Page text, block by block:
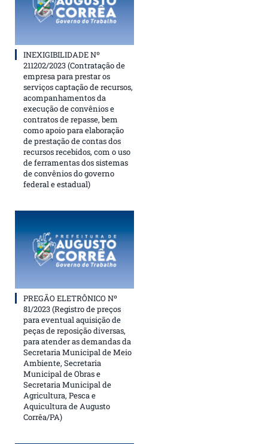
INEXIGIBILIDADE Nº
211202/2023 (Contratação de
empresa para prestar os
serviços captação de recursos,
acompanhamentos da
execução de convênios e
contratos de repasse, bem
como apoio para elaboração
de prestação de contas dos
recursos recebidos, com o uso
de ferramentas dos sistemas
de convênios do governo
federal e estadual)
PREGÃO ELETRÔNICO Nº
81/2023 (Registro de preços
para eventual aquisição de
peças de reposição diversas,
para atender as demandas da
Secretaria Municipal de Meio
Ambiente, Secretaria
Municipal de Obras e
Secretaria Municipal de
Agricultura, Pesca e
Aquicultura de Augusto
Corrêa/PA)